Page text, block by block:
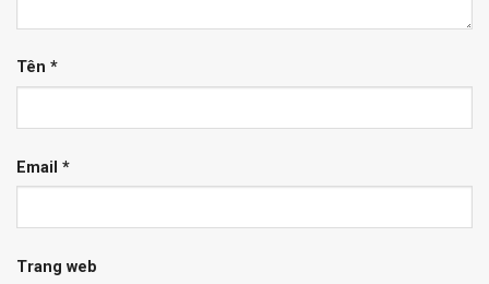
Tên *
Email *
Trang web